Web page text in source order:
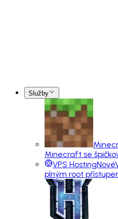
Služby
Minecraft se
VPS HostingNové
plným root